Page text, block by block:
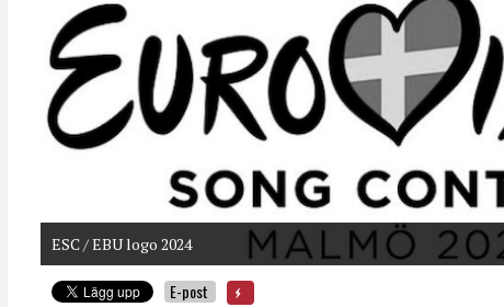
ESC / EBU logo 2024
E-post